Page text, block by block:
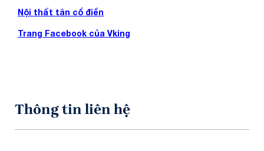
Nội thất tân cổ điển
Trang Facebook của Vking
Thông tin liên hệ